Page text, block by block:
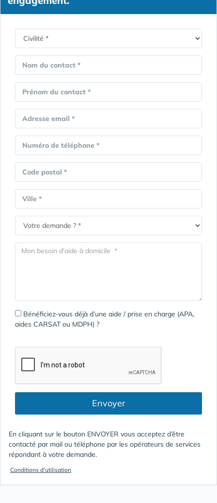
Nom du contact *
Prénom du contact *
Adresse email *
Numéro de téléphone *
Code postal *
Ville *
Bénéficiez-vous déjà d’une aide / prise en charge (APA,
aides CARSAT ou MDPH) ?
Envoyer
En cliquant sur le bouton ENVOYER vous acceptez d’être
contacté par mail ou téléphone par les opérateurs de services
répondant à votre demande.
Conditions d'utilisation